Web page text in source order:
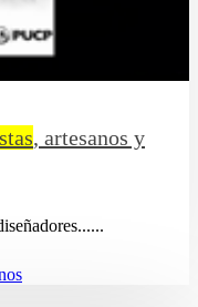
, artesanos y